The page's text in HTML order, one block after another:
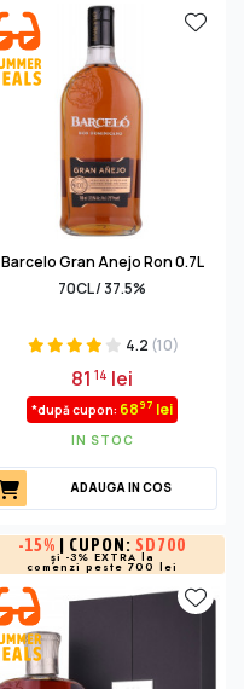
Barcelo Gran Anejo Ron 0.7L
70CL / 37.5%
4.2 (10)
8114 lei
*după cupon: 6897 lei
IN STOC
ADAUGA IN COS
-15% | CUPON: SD700
și -3% EXTRA la
comenzi peste 700 lei